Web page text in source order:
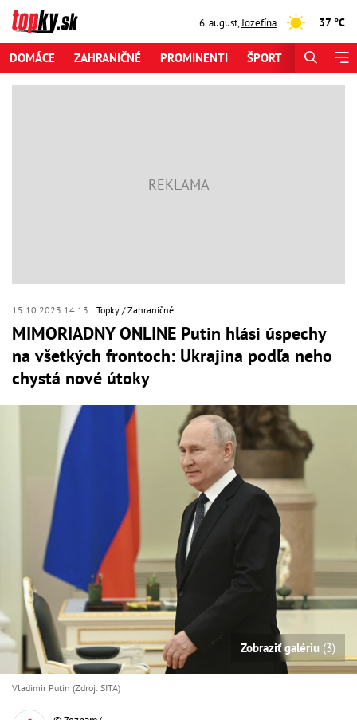
6. august,Jozefína 37 °C
DOMÁCE ZAHRANIČNÉ PROMINENTI ŠPORT
15.10.2023 14:13 Topky Zahraničné
MIMORIADNY ONLINE Putin hlási úspechy
na všetkých frontoch: Ukrajina podľa neho
chystá nové útoky
Zobraziť galériu (3)
Vladimir Putin (Zdroj: SITA)